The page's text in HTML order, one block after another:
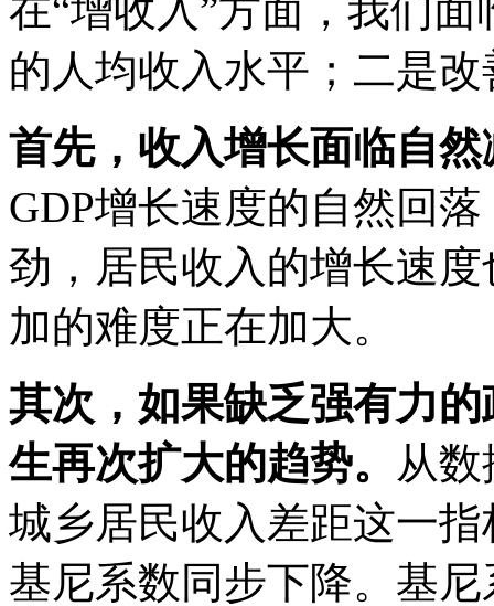
在“增收入”方面，我们
的人均收入水平；二是
首先，收入增长面临自
GDP增长速度的自然回
劲，居民收入的增长速
加的难度正在加大。
其次，如果缺乏强有力
生再次扩大的趋势。 从
城乡居民收入差距这一
基尼系数同步下降。基